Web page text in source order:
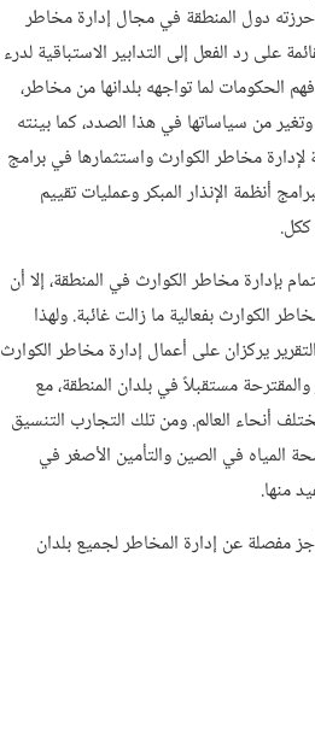
أحرزته دول المنطقة في مجال إدارة مخاطر
على رد الفعل إلى التدابير الاستباقية لدرء
الحكومات لما تواجهه بلدانها من مخاطر،
من سياساتها في هذا الصدد، كما بينته
مخاطر الكوارث واستثمارها في برامج
أنظمة الإنذار المبكر وعمليات تقييم
بإدارة مخاطر الكوارث في المنطقة، إلا أن
الكوارث بفعالية ما زالت غائبة. ولهذا
يركزان على أعمال إدارة مخاطر الكوارث
مستقبلاً في بلدان المنطقة، مع
أنحاء العالم. ومن تلك التجارب التنسيق
في الصين والتأمين الأصغر في
منها.
مفصلة عن إدارة المخاطر لجميع بلدان